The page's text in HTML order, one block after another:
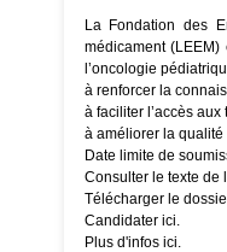
La Fondation des
médicament
l’oncologie
à renforcer la
à faciliter l’accès
à améliorer la qualité
Date limite de
Consulter le texte de
Télécharger le
Candidater ici.
Plus d'infos ici.